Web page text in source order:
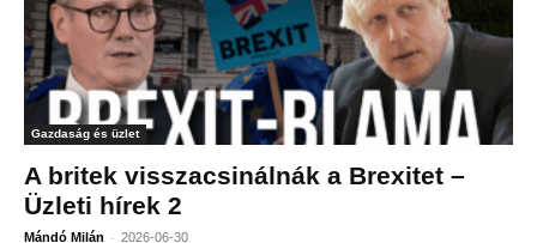
Gazdaság és üzlet
A britek visszacsinálnák a Brexitet –
Üzleti hírek 2
Mándó Milán - 2026-06-30